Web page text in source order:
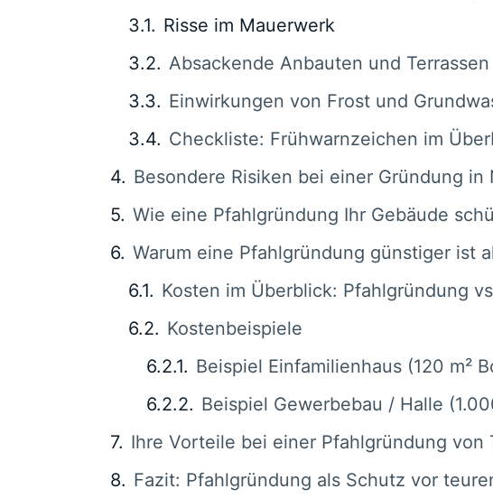
Risse im Mauerwerk
Absackende Anbauten und Terrassen
Einwirkungen von Frost und
Checkliste: Frühwarnzeichen im
Besondere Risiken bei einer Gründung in
Wie eine Pfahlgründung Ihr Gebäude
Warum eine Pfahlgründung günstiger ist
Kosten im Überblick: Pfahlgründung
Kostenbeispiele
Beispiel Einfamilienhaus (120 m²
Beispiel Gewerbebau / Halle
Ihre Vorteile bei einer Pfahlgründung von
Fazit: Pfahlgründung als Schutz vor